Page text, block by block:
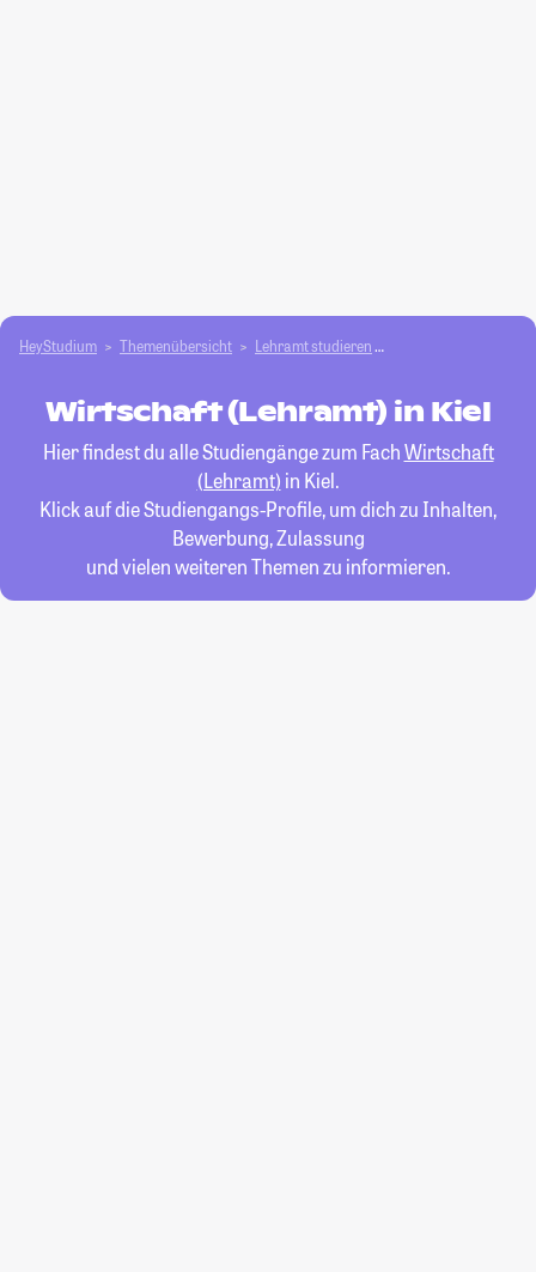
HeyStudium Themenübersicht Lehramt studieren
Wirtschaft (Lehramt) in Kiel
Hier findest du alle Studiengänge zum FachWirtschaft
(Lehramt) in Kiel.
Klick auf die Studiengangs-Profile, um dich zu Inhalten,
Bewerbung, Zulassung
und vielen weiteren Themen zu informieren.